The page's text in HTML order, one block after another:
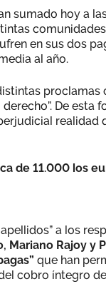
sumado hoy a
en sus dos
al año.
proclamas
De esta
realidad
de 11.000 los
a los
Mariano Rajoy y
que han
cobro íntegro